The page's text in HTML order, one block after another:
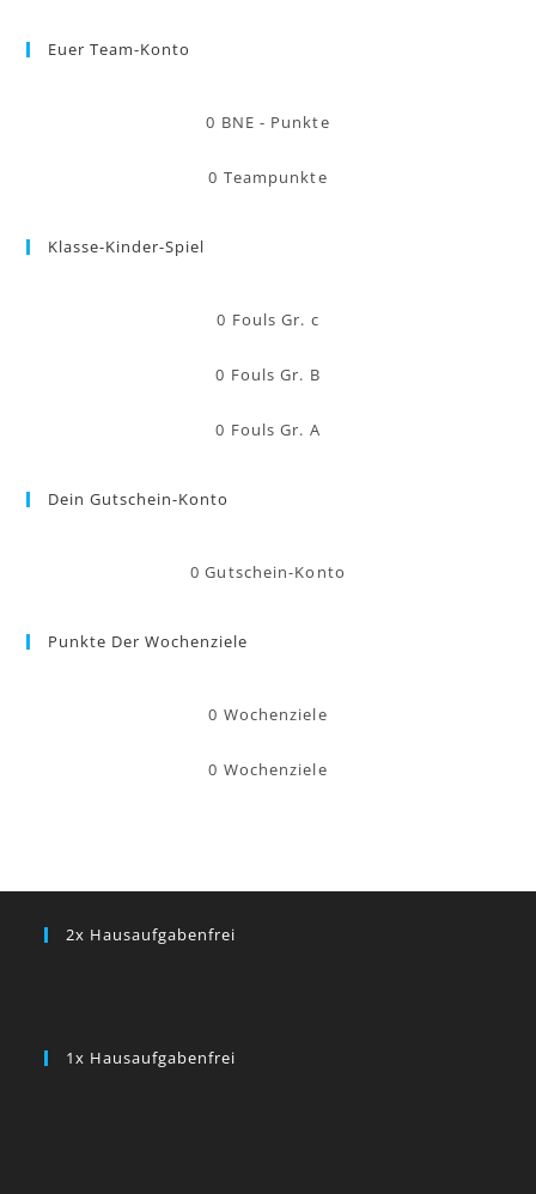
Euer Team-Konto
0 BNE - Punkte
0 Teampunkte
Klasse-Kinder-Spiel
0 Fouls Gr. c
0 Fouls Gr. B
0 Fouls Gr. A
Dein Gutschein-Konto
0 Gutschein-Konto
Punkte Der Wochenziele
0 Wochenziele
0 Wochenziele
2x Hausaufgabenfrei
1x Hausaufgabenfrei